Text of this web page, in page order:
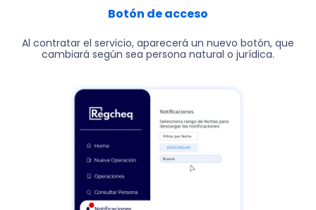
Botón de acceso
Al contratar el servicio, aparecerá un nuevo botón, que
cambiará según sea persona natural o jurídica.